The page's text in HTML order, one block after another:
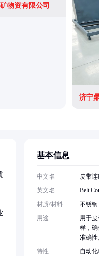
物资有限公司
济宁
基本信息
中文名
皮带
英文名
Belt
材质/材料
不锈
用途
用于
样，
准确性
特性
自动